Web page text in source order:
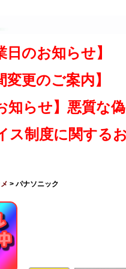
日のお知らせ】
変更のご案内】
知らせ】悪質な
ス制度に関する
> パナソニック